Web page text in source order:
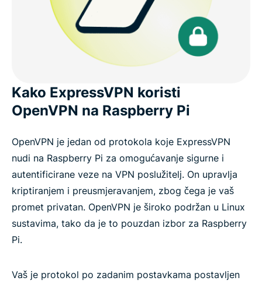
Kako ExpressVPN koristi
OpenVPN na Raspberry Pi
OpenVPN je jedan od protokola koje ExpressVPN
nudi na Raspberry Pi za omogućavanje sigurne i
autentificirane veze na VPN poslužitelj. On upravlja
kriptiranjem i preusmjeravanjem, zbog čega je vaš
promet privatan. OpenVPN je široko podržan u Linux
sustavima, tako da je to pouzdan izbor za Raspberry
Pi.
Vaš je protokol po zadanim postavkama postavljen